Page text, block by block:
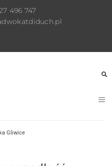
496 747
Gliwice